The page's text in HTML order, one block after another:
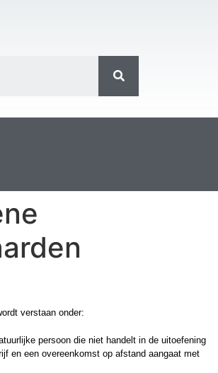
verstaan onder:
persoon die niet handelt in de uitoefening
en een overeenkomst op afstand aangaat met